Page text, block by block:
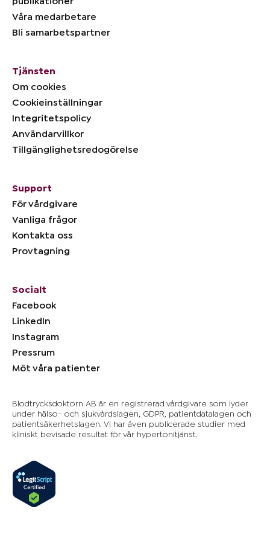
Våra medarbetare
Bli samarbetspartner
Tjänsten
Om cookies
Cookieinställningar
Integritetspolicy
Användarvillkor
Tillgänglighetsredogörelse
Support
För vårdgivare
Vanliga frågor
Kontakta oss
Provtagning
Socialt
Facebook
LinkedIn
Instagram
Pressrum
Möt våra patienter
Blodtrycksdoktorn AB är en registrerad vårdgivare som lyder
under hälso- och sjukvårdslagen, GDPR, patientdatalagen och
patientsäkerhetslagen. Vi har även publicerade studier med
kliniskt bevisade resultat för vår hypertonitjänst.